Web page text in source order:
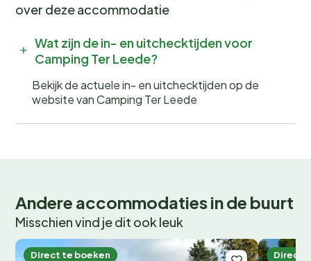
over deze accommodatie
Wat zijn de in- en uitchecktijden voor
Camping Ter Leede?
Bekijk de actuele in- en uitchecktijden op de
website van Camping Ter Leede
Andere accommodaties in de buurt
Misschien vind je dit ook leuk
Direct te boeken Direct